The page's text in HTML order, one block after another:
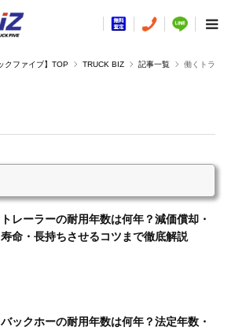
TRUCK BIZ 記事一覧
働くトラ
トレーラーの耐用年数は何年？減価償却・
寿命・長持ちさせるコツまで徹底解説
バックホーの耐用年数は何年？法定年数・